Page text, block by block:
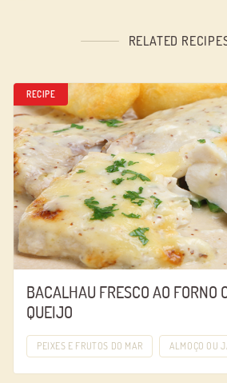
RELATED
RECIPE
BACALHAU FRESCO AO FORNO
QUEIJO
PEIXES E FRUTOS DO MAR ALMOÇO OU